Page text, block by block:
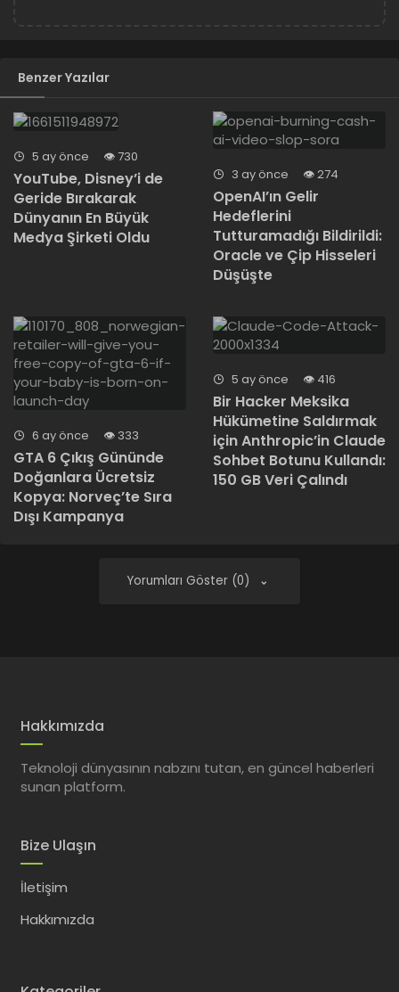
Benzer Yazılar
5 ay önce 730
YouTube, Disney’i de
Geride Bırakarak
Dünyanın En Büyük
Medya Şirketi Oldu
3 ay önce 274
OpenAI’ın Gelir
Hedeflerini
Tutturamadığı Bildirildi:
Oracle ve Çip Hisseleri
Düşüşte
6 ay önce 333
GTA 6 Çıkış Gününde
Doğanlara Ücretsiz
Kopya: Norveç’te Sıra
Dışı Kampanya
5 ay önce 416
Bir Hacker Meksika
Hükümetine Saldırmak
için Anthropic’in Claude
Sohbet Botunu Kullandı:
150 GB Veri Çalındı
Yorumları Göster (0)
Hakkımızda
Teknoloji dünyasının nabzını tutan, en güncel haberleri
sunan platform.
Bize Ulaşın
İletişim
Hakkımızda